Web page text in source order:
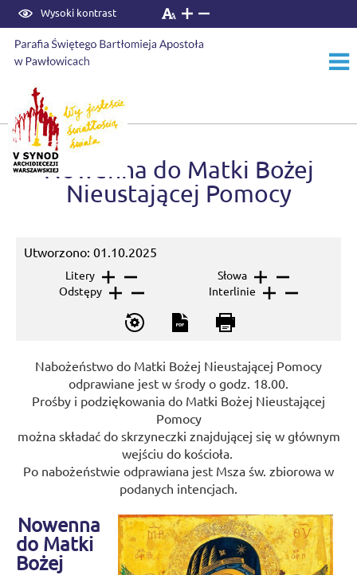
Wysoki kontrast
Start›Aktualności
Nowenna do Matki Bożej
Nieustającej Pomocy
Utworzono: 01.10.2025
Litery
Słowa
Odstępy
Interlinie
Nabożeństwo do Matki Bożej Nieustającej Pomocy
odprawiane jest w środy o godz. 18.00.
Prośby i podziękowania do Matki Bożej Nieustającej
Pomocy
można składać do skrzyneczki znajdującej się w głównym
wejściu do kościoła.
Po nabożeństwie odprawiana jest Msza św. zbiorowa w
podanych intencjach.
Nowenna
do Matki
Bożej